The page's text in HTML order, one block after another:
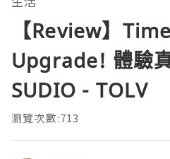
【Review】
Upgrade! 體驗
SUDIO - TOLV
瀏覽次數:713